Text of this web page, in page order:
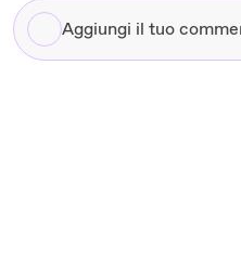
Aggiungi
il